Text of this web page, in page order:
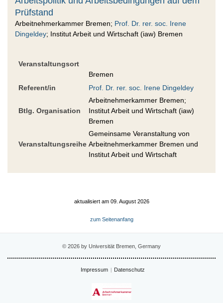
Prüfstand
Arbeitnehmerkammer Bremen; Prof. Dr. rer. soc. Irene
Dingeldey; Institut Arbeit und Wirtschaft (iaw) Bremen
Veranstaltungsort
Bremen
Referent/in
Prof. Dr. rer. soc. Irene Dingeldey
Btlg. Organisation
Arbeitnehmerkammer Bremen;
Institut Arbeit und Wirtschaft (iaw)
Bremen
Veranstaltungsreihe
Gemeinsame Veranstaltung von
Arbeitnehmerkammer Bremen und
Institut Arbeit und Wirtschaft
aktualisiert am 09. August 2026
zum Seitenanfang
© 2026 by Universität Bremen, Germany
Impressum Datenschutz